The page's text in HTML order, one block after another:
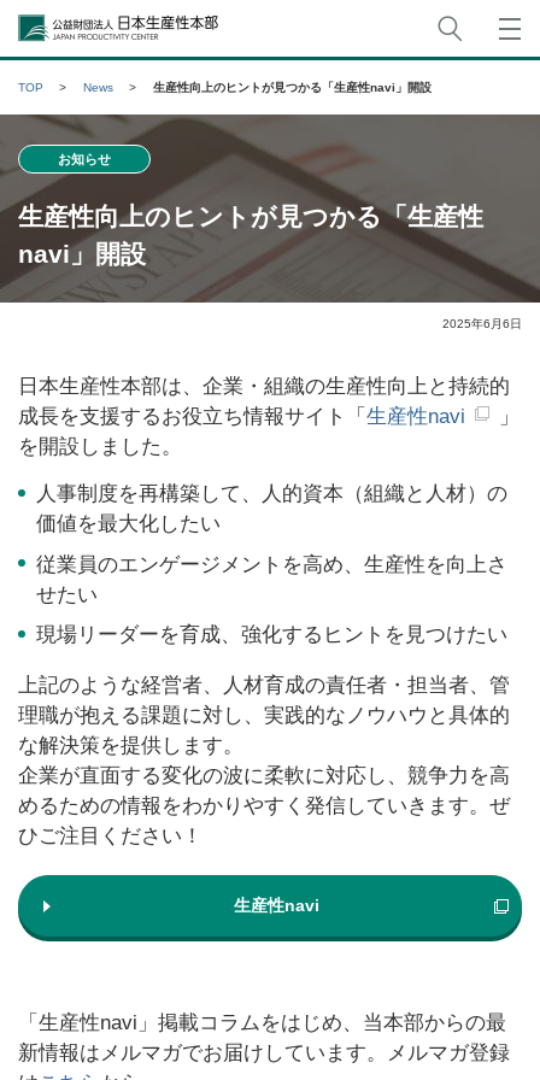
公益財団法人日本生産性本部
TOP News 生産性向上のヒントが見つかる「生産性navi」開設
お知らせ
生産性向上のヒントが見つかる「生産性
navi」開設
2025年6月6日
日本生産性本部は、企業・組織の生産性向上と持続的
成長を支援するお役立ち情報サイト「 生産性navi
」
を開設しました。
人事制度を再構築して、人的資本（組織と人材）の
価値を最大化したい
従業員のエンゲージメントを高め、生産性を向上さ
せたい
現場リーダーを育成、強化するヒントを見つけたい
上記のような経営者、人材育成の責任者・担当者、管
理職が抱える課題に対し、実践的なノウハウと具体的
な解決策を提供します。
企業が直面する変化の波に柔軟に対応し、競争力を高
めるための情報をわかりやすく発信していきます。ぜ
ひご注目ください！
生産性navi
「生産性navi」掲載コラムをはじめ、当本部からの最
新情報はメルマガでお届けしています。メルマガ登録